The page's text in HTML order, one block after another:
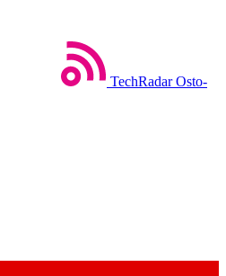
TechRadar Osto-